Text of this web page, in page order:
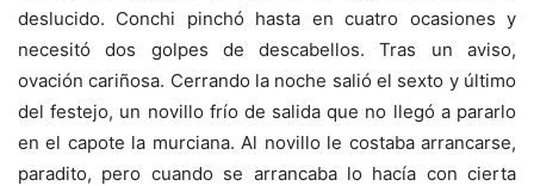
deslucido. Conchi pinchó hasta en cuatro ocasiones y
necesitó dos golpes de descabellos. Tras un aviso,
ovación cariñosa. Cerrando la noche salió el sexto y último
del festejo, un novillo frío de salida que no llegó a pararlo
en el capote la murciana. Al novillo le costaba arrancarse,
paradito, pero cuando se arrancaba lo hacía con cierta